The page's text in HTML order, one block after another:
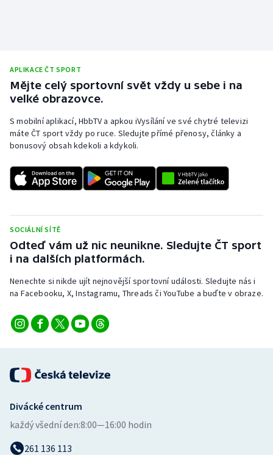
Rychlobruslení
Short track
Sportovní střelba
Triatlon
Veslování
Vodní slalom
Volejbal
Ostatní
APLIKACE ČT SPORT
Mějte celý sportovní svět vždy u sebe i na
velké obrazovce.
S mobilní aplikací, HbbTV a apkou iVysílání ve své chytré televizi
máte ČT sport vždy po ruce. Sledujte přímé přenosy, články a
bonusový obsah kdekoli a kdykoli.
SOCIÁLNÍ SÍTĚ
Odteď vám už nic neunikne. Sledujte ČT sport
i na dalších platformách.
Nenechte si nikde ujít nejnovější sportovní události. Sledujte nás i
na Facebooku, X, Instagramu, Threads či YouTube a buďte v obraze.
Divácké centrum
každý všední den:8:00—16:00 hodin
261 136 113